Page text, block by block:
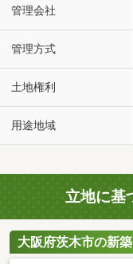
管理会社
管理方式
土地権利
用途地域
立地に基
大阪府茨木市の新